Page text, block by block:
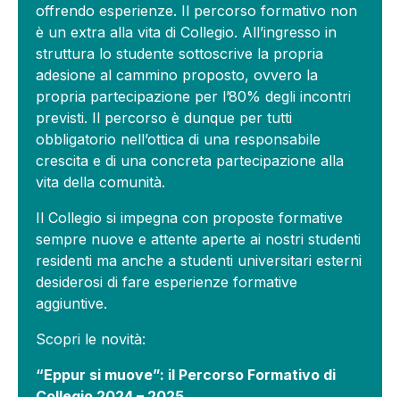
offrendo esperienze. Il percorso formativo non
è un extra alla vita di Collegio. All’ingresso in
struttura lo studente sottoscrive la propria
adesione al cammino proposto, ovvero la
propria partecipazione per l’80% degli incontri
previsti. Il percorso è dunque per tutti
obbligatorio nell’ottica di una responsabile
crescita e di una concreta partecipazione alla
vita della comunità.
Il Collegio si impegna con proposte formative
sempre nuove e attente aperte ai nostri studenti
residenti ma anche a studenti universitari esterni
desiderosi di fare esperienze formative
aggiuntive.
Scopri le novità:
“Eppur si muove”: il Percorso Formativo di